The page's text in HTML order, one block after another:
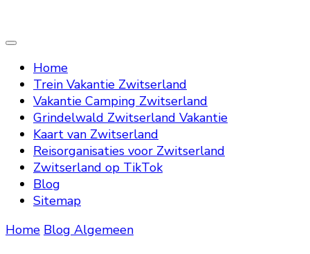
Home
Trein Vakantie Zwitserland
Vakantie Camping Zwitserland
Grindelwald Zwitserland Vakantie
Kaart van Zwitserland
Reisorganisaties voor Zwitserland
Zwitserland op TikTok
Blog
Sitemap
Home Blog Algemeen